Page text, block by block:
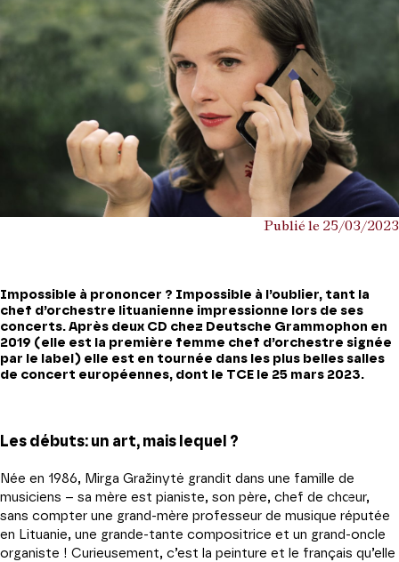
Publié le 25/03/2023
Impossible à prononcer ? Impossible à l’oublier, tant la
chef d’orchestre lituanienne impressionne lors de ses
concerts. Après deux CD chez Deutsche Grammophon en
2019 (elle est la première femme chef d’orchestre signée
par le label) elle est en tournée dans les plus belles salles
de concert européennes, dont le TCE le 25 mars 2023.
Les débuts: un art, mais lequel ?
Née en 1986, Mirga Gražinytė grandit dans une famille de
musiciens – sa mère est pianiste, son père, chef de chœur,
sans compter une grand-mère professeur de musique réputée
en Lituanie, une grande-tante compositrice et un grand-oncle
organiste ! Curieusement, c’est la peinture et le français qu’elle